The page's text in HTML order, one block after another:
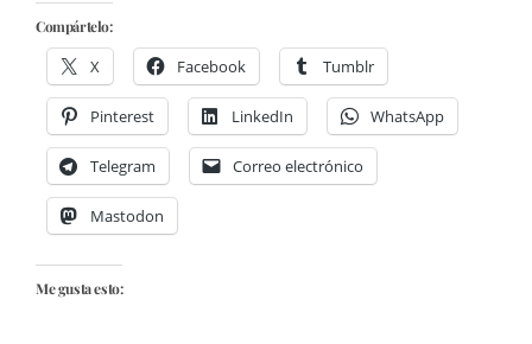
Compártelo:
X Facebook Tumblr
Pinterest LinkedIn WhatsApp
Telegram Correo electrónico
Mastodon
Me gusta esto: